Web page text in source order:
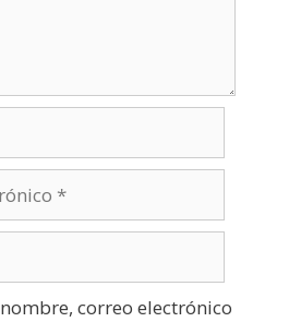
correo electrónico